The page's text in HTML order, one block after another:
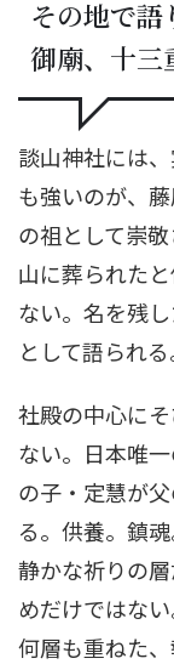
その地で語
御廟、十三
談山神社には
も強いのが、
の祖として崇
山に葬られた
ない。名を残
として語られる
社殿の中心に
ない。日本唯
の子・定慧が
る。供養。鎮
静かな祈りの
めだけではな
何層も重ねた、